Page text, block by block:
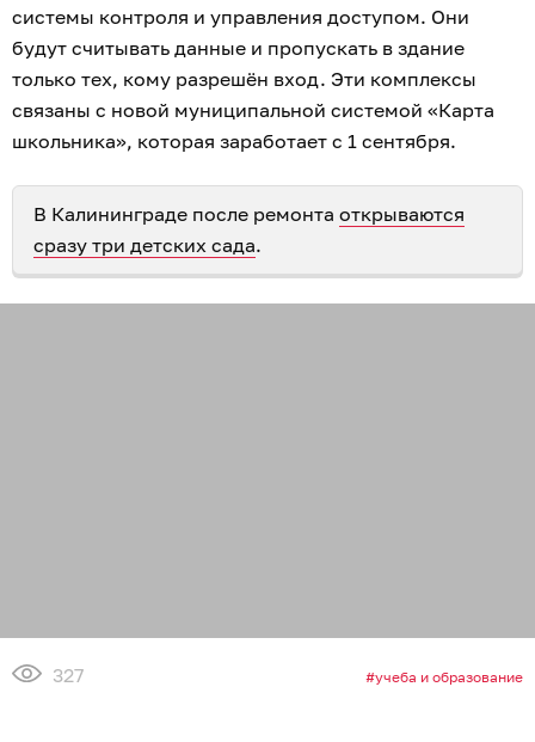
системы контроля и управления доступом. Они
будут считывать данные и пропускать в здание
только тех, кому разрешён вход. Эти комплексы
связаны с новой муниципальной системой «Карта
школьника», которая заработает с 1 сентября.
В Калининграде после ремонта открываются
сразу три детских сада.
327 учеба и образование